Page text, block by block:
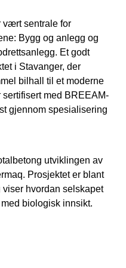
vært sentrale for
Bygg og anlegg og
Et godt
i Stavanger, der
bilhall til et moderne
sertifisert med BREEAM-
gjennom spesialisering
utviklingen av
Prosjektet er blant
hvordan selskapet
biologisk innsikt.